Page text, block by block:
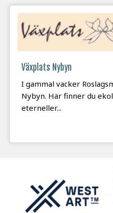
Växplats Nybyn
I gammal vacker
Nybyn. Här finner du
eterneller...